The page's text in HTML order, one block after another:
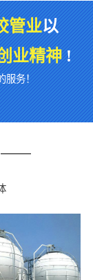
管业以
业精神!
服务！